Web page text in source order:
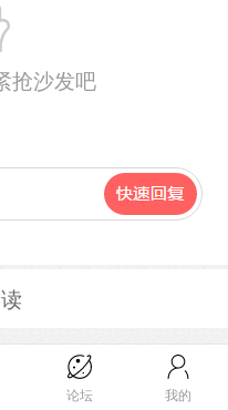
抢沙发吧
论坛 我的